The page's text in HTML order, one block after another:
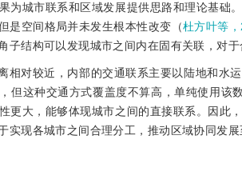
为城市联系和区域发展提供思路和理论基础
是空间格局并未发生根本性改变（杜方叶等
子结构可以发现城市之间内在固有关联，对
相对较近，内部的交通联系主要以陆地和水
但这种交通方式覆盖度不算高，单纯使用该
更大，能够体现城市之间的直接联系。因此
实现各城市之间合理分工，推动区域协同发展